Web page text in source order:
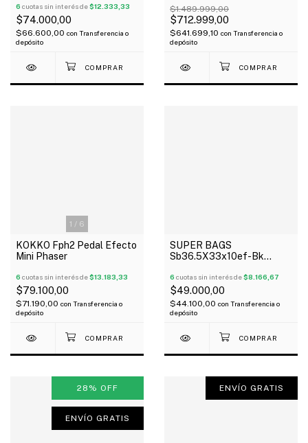
6 cuotas sin interés de$12.333,33
$74.000,00
$66.600,00 con Transferencia o
depósito
$1.489.999,00
$712.999,00
$641.699,10 con Transferencia o
depósito
1 / 6
KOKKO Fph2 Pedal Efecto
Mini Phaser
6 cuotas sin interés de$13.183,33
$79.100,00
$71.190,00 con Transferencia o
depósito
SUPER BAGS
Sb36.5X33x10ef-Bk
Multiefectos Acolchada
10Mm
6 cuotas sin interés de$8.166,67
$49.000,00
$44.100,00 con Transferencia o
depósito
28 % OFF
ENVÍO GRATIS
ENVÍO GRATIS